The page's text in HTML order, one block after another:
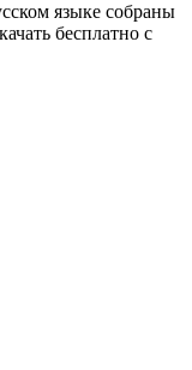
языке собраны
бесплатно с